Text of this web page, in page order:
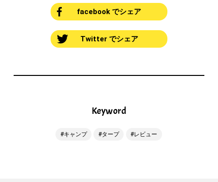
facebook でシェア
Twitter でシェア
Keyword
キャンプ タープ レビュー